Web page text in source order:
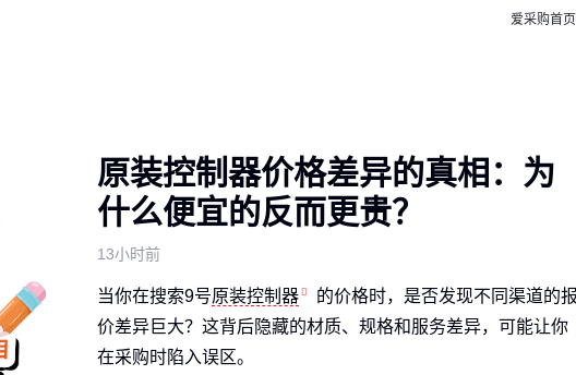
爱采购首页
原装控制器价格差异的真相：为
什么便宜的反而更贵？
13小时前
当你在搜索9号原装控制器
的价格时，是否发现不同渠道的
价差异巨大？这背后隐藏的材质、规格和服务差异，可能让你
在采购时陷入误区。